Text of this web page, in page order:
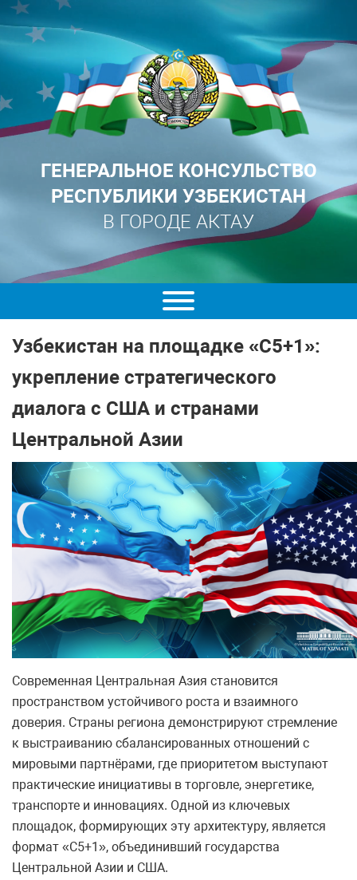
ГЕНЕРАЛЬНОЕ КОНСУЛЬСТВО
РЕСПУБЛИКИ УЗБЕКИСТАН
В ГОРОДЕ АКТАУ
Узбекистан на площадке «С5+1»:
укрепление стратегического
диалога с США и странами
Центральной Азии
Современная Центральная Азия становится
пространством устойчивого роста и взаимного
доверия. Страны региона демонстрируют стремление
к выстраиванию сбалансированных отношений с
мировыми партнёрами, где приоритетом выступают
практические инициативы в торговле, энергетике,
транспорте и инновациях. Одной из ключевых
площадок, формирующих эту архитектуру, является
формат «С5+1», объединивший государства
Центральной Азии и США.